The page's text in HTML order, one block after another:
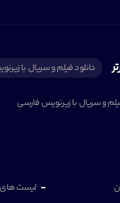
دانلود فیلم و سریال با
و سریال با زیرنویس فارسی
لیست های